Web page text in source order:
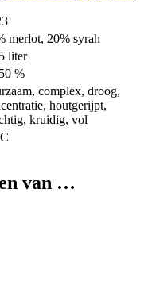
merlot, 20% syrah
liter
%
complex, droog,
houtgerijpt,
kruidig, vol
van …